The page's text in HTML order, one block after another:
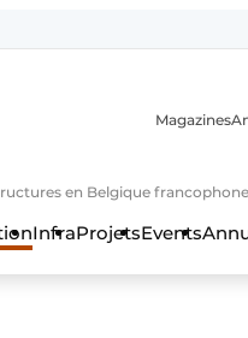
en Belgique
Magazines
InfraProjetsEvents